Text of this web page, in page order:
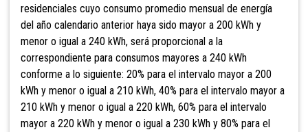
residenciales cuyo consumo promedio mensual de energía
del año calendario anterior haya sido mayor a 200 kWh y
menor o igual a 240 kWh, será proporcional a la
correspondiente para consumos mayores a 240 kWh
conforme a lo siguiente: 20% para el intervalo mayor a 200
kWh y menor o igual a 210 kWh, 40% para el intervalo mayor a
210 kWh y menor o igual a 220 kWh, 60% para el intervalo
mayor a 220 kWh y menor o igual a 230 kWh y 80% para el